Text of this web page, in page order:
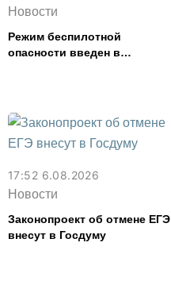
Новости
Режим беспилотной
опасности введен в
17:52 6.08.2026
Новости
Законопроект об отмене ЕГЭ
внесут в Госдуму